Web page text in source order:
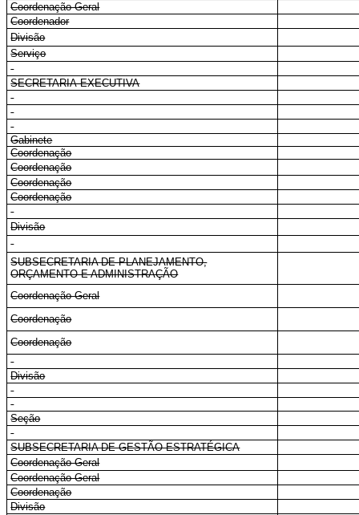
Coordenação-Geral
Coordenador
Divisão
Serviço
SECRETARIA-EXECUTIVA
Gabinete
Coordenação
Coordenação
Coordenação
Coordenação
Divisão
SUBSECRETARIA DE PLANEJAMENTO,
ORÇAMENTO E ADMINISTRAÇÃO
Coordenação-Geral
Coordenação
Coordenação
Divisão
Seção
SUBSECRETARIA DE GESTÃO ESTRATÉGICA
Coordenação-Geral
Coordenação-Geral
Coordenação
Divisão